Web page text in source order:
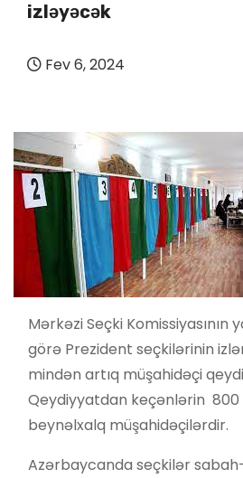
izləyəcək
Fev 6, 2024
Mərkəzi Seçki Komissiyasının
görə Prezident seçkilərinin
mindən artıq müşahidəçi
Qeydiyyatdan keçənlərin
beynəlxalq müşahidəçilərdir.
Azərbaycanda seçkilər